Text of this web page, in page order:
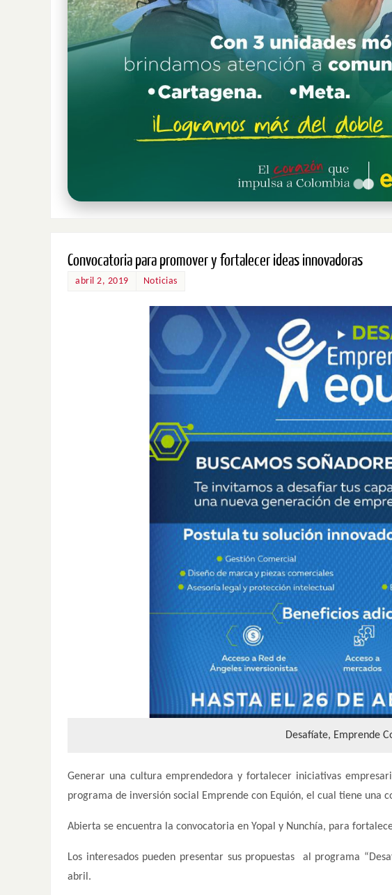
Convocatoria para promover y fortalecer ideas innovadoras
abril 2, 2019 Noticias
Desafíate, Emprende
Generar una cultura emprendedora y fortalecer iniciativas
programa de inversión social Emprende con Equión, el cual tiene una
Abierta se encuentra la convocatoria en Yopal y Nunchía, para
Los interesados pueden presentar sus propuestas al programa
abril.